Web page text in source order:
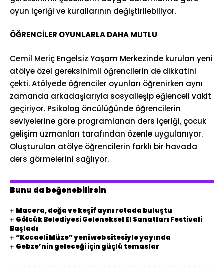
oyun içeriği ve kurallarının değiştirilebiliyor.
ÖĞRENCİLER OYUNLARLA DAHA MUTLU
Cemil Meriç Engelsiz Yaşam Merkezinde kurulan yeni
atölye özel gereksinimli öğrencilerin de dikkatini
çekti. Atölyede öğrenciler oyunları öğrenirken aynı
zamanda arkadaşlarıyla sosyalleşip eğlenceli vakit
geçiriyor. Psikolog öncülüğünde öğrencilerin
seviyelerine göre programlanan ders içeriği, çocuk
gelişim uzmanları tarafından özenle uygulanıyor.
Oluşturulan atölye öğrencilerin farklı bir havada
ders görmelerini sağlıyor.
Bunu da beğenebilirsin
Macera, doğa ve keşif aynı rotada buluştu
Gölcük Belediyesi Geleneksel El Sanatları Festivali
Başladı
“Kocaeli Müze” yeni web sitesiyle yayında
Gebze’nin geleceği için güçlü temaslar